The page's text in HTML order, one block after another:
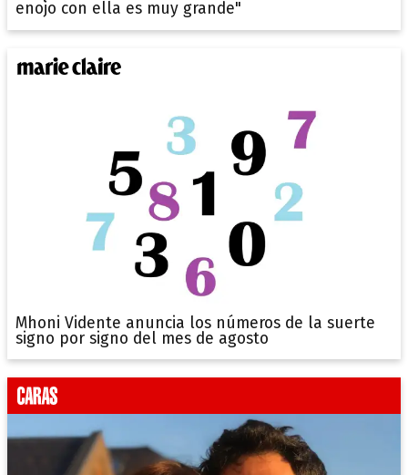
enojo con ella es muy grande"
Mhoni Vidente anuncia los números de la suerte
signo por signo del mes de agosto